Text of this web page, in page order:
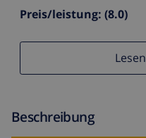
Preis/leistung: (8.0)
Beschreibung